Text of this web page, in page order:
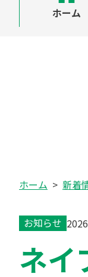
ホーム
ホーム 新着
お知らせ
ネイ